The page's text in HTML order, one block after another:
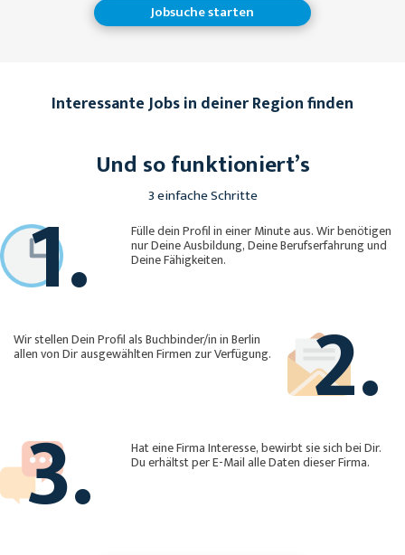
Jobsuche starten
Interessante Jobs in deiner Region finden
Und so funktioniert’s
3 einfache Schritte
1. Fülle dein Profil in einer Minute aus. Wir benötigen
nur Deine Ausbildung, Deine Berufserfahrung und
Deine Fähigkeiten.
2.
Wir stellen Dein Profil als Buchbinder/in in Berlin
allen von Dir ausgewählten Firmen zur Verfügung.
3. Hat eine Firma Interesse, bewirbt sie sich bei Dir.
Du erhältst per E-Mail alle Daten dieser Firma.